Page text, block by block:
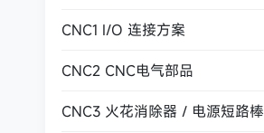
CNC1 I/O 连接方案
CNC2 CNC电气部品
CNC3 火花消除器 / 电源短路棒